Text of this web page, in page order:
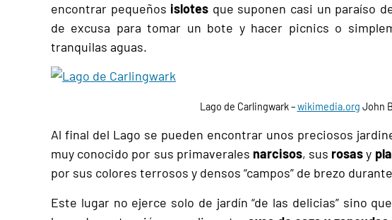
encontrar pequeños islotes que suponen casi un paraíso
de excusa para tomar un bote y hacer picnics o
tranquilas aguas.
Lago de Carlingwark –wikimedia.org John
Al final del Lago se pueden encontrar unos preciosos
muy conocido por sus primaverales narcisos, sus rosasy
por sus colores terrosos y densos “campos” de brezo
Este lugar no ejerce solo de jardín “de las delicias” sino